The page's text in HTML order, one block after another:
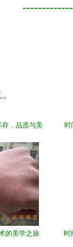
，品质与美
时
的美学之旅
时